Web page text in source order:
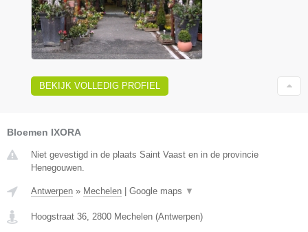
BEKIJK VOLLEDIG PROFIEL
Bloemen IXORA
Niet gevestigd in de plaats Saint Vaast en in de provincie
Henegouwen.
Antwerpen » Mechelen Google maps ▼
Hoogstraat 36 2800 Mechelen (Antwerpen)